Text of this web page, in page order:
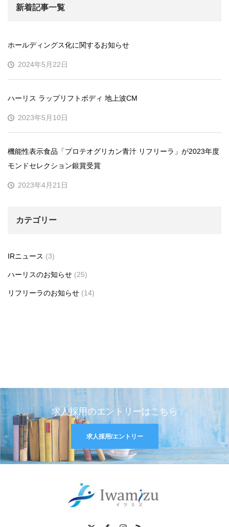
新着記事一覧
ホールディングス化に関するお知らせ
2024年5月22日
ハーリス ラップリフトボディ 地上波CM
2023年5月10日
機能性表示食品「プロテオグリカン青汁 リフリーラ」が2023年度
モンドセレクション銀賞受賞
2023年4月21日
カテゴリー
IRニュース (3)
ハーリスのお知らせ (25)
リフリーラのお知らせ (14)
求人採用のエントリーはこちら
求人採用/エントリー